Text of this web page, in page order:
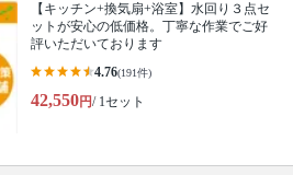
【キッチン+換気扇+浴室】水回り３点セ
ットが安心の低価格。丁寧な作業でご好
評いただいております
4.76(191件)
42,550円/ 1セット